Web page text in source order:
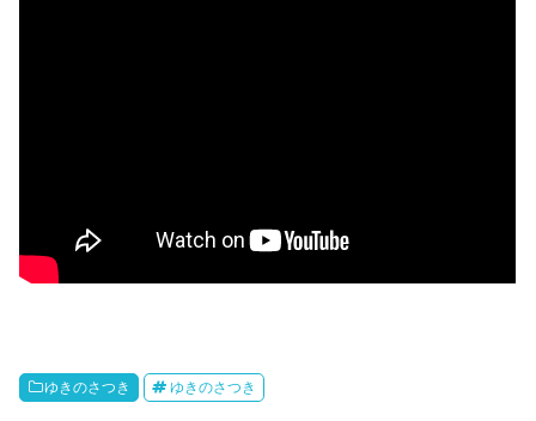
ゆきのさつき ゆきのさつき